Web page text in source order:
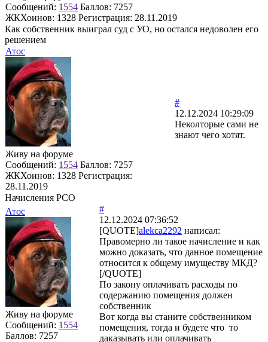
Сообщений: 1554 Баллов: 7257
ЖКХоинов: 1328 Регистрация: 28.11.2019
Как собственник выиграл суд с УО, но остался недоволен его
решением
Атос
Живу на форуме
Сообщений: 1554 Баллов: 7257
ЖКХоинов: 1328 Регистрация:
28.11.2019
#
12.12.2024 10:29:09
Неколторые сами не
знают чего хотят.
Начисления РСО
Атос
Живу на форуме
Сообщений: 1554
Баллов: 7257
#
12.12.2024 07:36:52
[QUOTE]alekca2292 написал:
Правомерно ли такое начисление и как
можно доказать, что данное помещение
относится к общему имуществу МКД?
[/QUOTE]
По закону оплачивать расходы по
содержанию помещения должен
собственник
Вот когда вы станите собственником
помещения, тогда и будете что то
даказывать или оплачивать